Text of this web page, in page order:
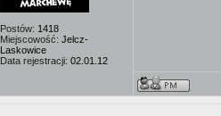
Postów: 1418
Miejscowość: Jelcz-
Laskowice
Data rejestracji: 02.01.12